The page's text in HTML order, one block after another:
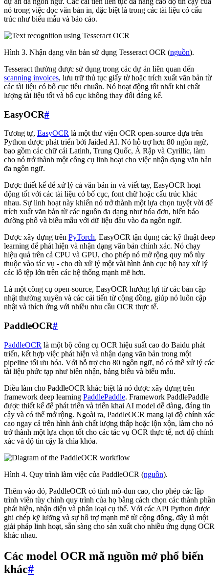
nó trong việc đọc văn bản in, đặc biệt là trong các tài liệu có cấu
trúc như biểu mẫu và báo cáo.
Hình 3. Nhận dạng văn bản sử dụng Tesseract OCR (nguồn).
Tesseract thường được sử dụng trong các dự án liên quan đến
scanning invoices, lưu trữ thủ tục giấy tờ hoặc trích xuất văn bản từ
các tài liệu có bố cục tiêu chuẩn. Nó hoạt động tốt nhất khi chất
lượng tài liệu tốt và bố cục không thay đổi đáng kể.
EasyOCR#
Tương tự, EasyOCR là một thư viện OCR open-source dựa trên
Python được phát triển bởi Jaided AI. Nó hỗ trợ hơn 80 ngôn ngữ,
bao gồm các chữ cái Latinh, Trung Quốc, Ả Rập và Cyrillic, làm
cho nó trở thành một công cụ linh hoạt cho việc nhận dạng văn bản
đa ngôn ngữ.
Được thiết kế để xử lý cả văn bản in và viết tay, EasyOCR hoạt
động tốt với các tài liệu có bố cục, font chữ hoặc cấu trúc khác
nhau. Sự linh hoạt này khiến nó trở thành một lựa chọn tuyệt vời để
trích xuất văn bản từ các nguồn đa dạng như hóa đơn, biển báo
đường phố và biểu mẫu với dữ liệu đầu vào đa ngôn ngữ.
Được xây dựng trên PyTorch, EasyOCR tận dụng các kỹ thuật deep
learning để phát hiện và nhận dạng văn bản chính xác. Nó chạy
hiệu quả trên cả CPU và GPU, cho phép nó mở rộng quy mô tùy
thuộc vào tác vụ - cho dù xử lý một vài hình ảnh cục bộ hay xử lý
các lô tệp lớn trên các hệ thống mạnh mẽ hơn.
Là một công cụ open-source, EasyOCR hưởng lợi từ các bản cập
nhật thường xuyên và các cải tiến từ cộng đồng, giúp nó luôn cập
nhật và thích ứng với nhiều nhu cầu OCR thực tế.
PaddleOCR#
PaddleOCR là một bộ công cụ OCR hiệu suất cao do Baidu phát
triển, kết hợp việc phát hiện và nhận dạng văn bản trong một
pipeline tối ưu hóa. Với hỗ trợ cho 80 ngôn ngữ, nó có thể xử lý các
tài liệu phức tạp như biên nhận, bảng biểu và biểu mẫu.
Điều làm cho PaddleOCR khác biệt là nó được xây dựng trên
framework deep learning PaddlePaddle. Framework PaddlePaddle
được thiết kế để phát triển và triển khai AI model dễ dàng, đáng tin
cậy và có thể mở rộng. Ngoài ra, PaddleOCR mang lại độ chính xác
cao ngay cả trên hình ảnh chất lượng thấp hoặc lộn xộn, làm cho nó
trở thành một lựa chọn tốt cho các tác vụ OCR thực tế, nơi độ chính
xác và độ tin cậy là chìa khóa.
Hình 4. Quy trình làm việc của PaddleOCR (nguồn).
Thêm vào đó, PaddleOCR có tính mô-đun cao, cho phép các lập
trình viên tùy chỉnh quy trình của họ bằng cách chọn các thành phần
phát hiện, nhận diện và phân loại cụ thể. Với các API Python được
ghi chép kỹ lưỡng và sự hỗ trợ mạnh mẽ từ cộng đồng, đây là một
giải pháp linh hoạt, sẵn sàng cho sản xuất cho nhiều ứng dụng OCR
khác nhau.
Các model OCR mã nguồn mở phổ biến
khác#